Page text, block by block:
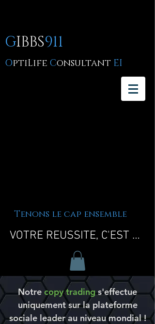
GIBBS911
OptiLife Consultant EI
Tenons le cap ensemble
VOTRE REUSSITE, C'EST MA REUSSITE !
Notre copy tradings'effectue
uniquement sur la plateforme
sociale leader au niveau mondial !